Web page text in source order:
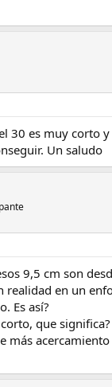
30 es muy corto
Un saludo
9,5 cm son
realidad en un
Es así?
que
más